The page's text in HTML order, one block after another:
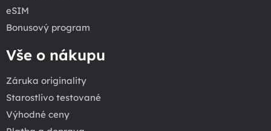
eSIM
Bonusový program
Vše o nákupu
Záruka originality
Starostlivo testované
Výhodné ceny